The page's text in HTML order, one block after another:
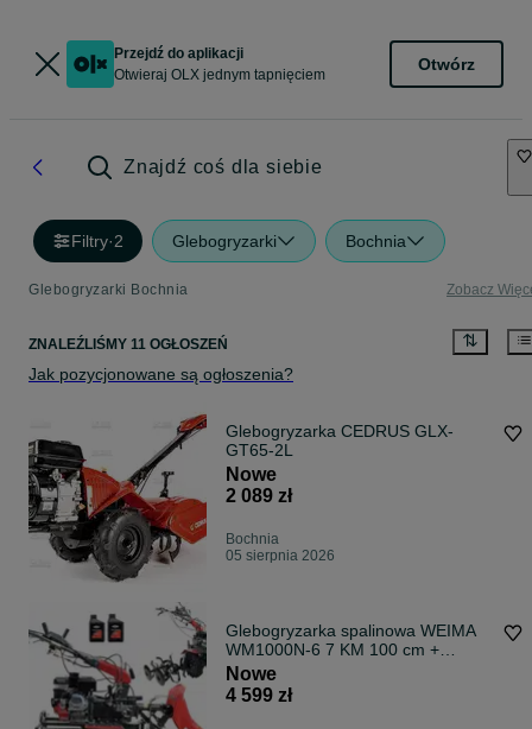
Przejdź do aplikacji
Otwieraj OLX jednym tapnięciem
Otwórz
Znajdź coś dla siebie
Filtry·2 Glebogryzarki Bochnia
Glebogryzarki Bochnia Zobacz
ZNALEŹLIŚMY 11 OGŁOSZEŃ
Jak pozycjonowane są ogłoszenia?
Glebogryzarka CEDRUS GLX-
GT65-2L
Nowe
2 089 zł
Bochnia
05 sierpnia 2026
Glebogryzarka spalinowa WEIMA
WM1000N-6 7 KM 100 cm +
kosiarka listwowa
Nowe
4 599 zł